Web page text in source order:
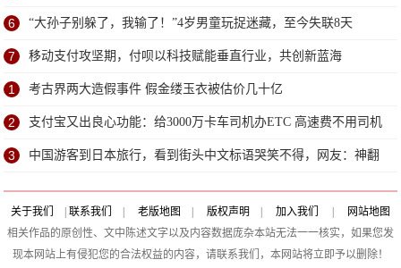
6 “大孙子别躲了，我输了！”4岁男童玩捉迷藏，至今失联8天
7 移动支付攻坚期，付呗以科技赋能垂直行业，共创新蓝海
1 考古界两大造假事件 假金缕玉衣被估价几十亿
2 支付宝又出良心功能：给3000万卡车司机办ETC 高速费不用司机
自己垫了！
3 中国游客到日本旅行，看到街头中文标语哭笑不得，网友：神翻
译
关于我们 联系我们 老版地图 版权声明 加入我们
网站地图
相关作品的原创性、文中陈述文字以及内容数据庞杂本站无法一一核实，如果您发
现本网站上有侵犯您的合法权益的内容，请联系我们，本网站将立即予以删除！